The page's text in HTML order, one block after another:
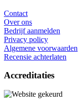
Contact
Over ons
Bedrijf aanmelden
Privacy policy
Algemene voorwaarden
Recensie achterlaten
Accreditaties